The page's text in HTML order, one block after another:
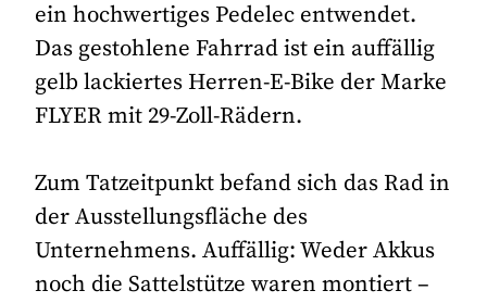
ein hochwertiges Pedelec entwendet.
Das gestohlene Fahrrad ist ein auffällig
gelb lackiertes Herren-E-Bike der Marke
FLYER mit 29-Zoll-Rädern.
Zum Tatzeitpunkt befand sich das Rad in
der Ausstellungsfläche des
Unternehmens. Auffällig: Weder Akkus
noch die Sattelstütze waren montiert –